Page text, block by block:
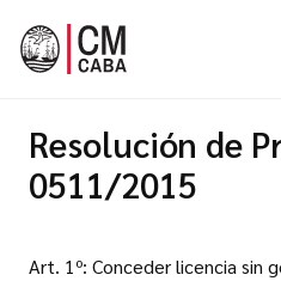
Resolución de
0511/2015
Art. 1º: Conceder licencia sin